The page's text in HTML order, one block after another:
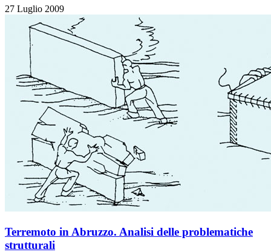
27 Luglio 2009
Terremoto in Abruzzo. Analisi delle problematiche
strutturali